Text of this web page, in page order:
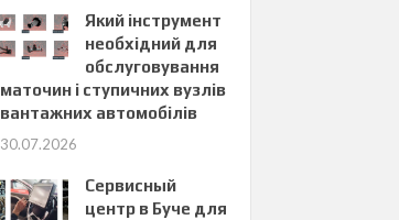
Який інструмент
необхідний для
обслуговування
маточин і ступичних вузлів
вантажних автомобілів
30.07.2026
Сервисный
центр в Буче для